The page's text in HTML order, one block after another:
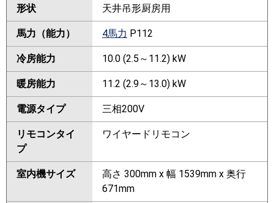
形状 天井吊形厨房用
馬力（能力） 4馬力 P112
冷房能力 10.0 (2.5～11.2) kW
暖房能力 11.2 (2.9～13.0) kW
電源タイプ 三相200V
リモコンタイ
プ
ワイヤードリモコン
室内機サイズ
高さ 300mm x 幅 1539mm x 奥行
671mm